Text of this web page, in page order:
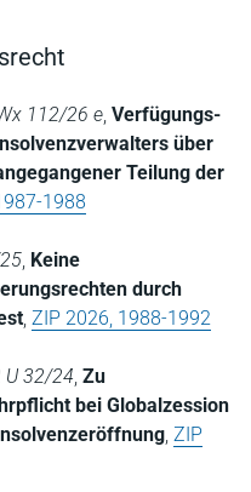
112/26 e, Verfügungs-
über
Teilung der
1988
, Keine
durch
, ZIP 2026, 1988-1992
U 32/24, Zu
bei Globalzession
, ZIP